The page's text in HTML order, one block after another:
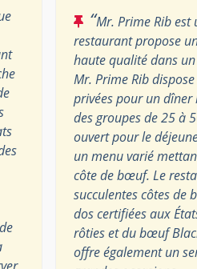
“Mr. Prime Rib
restaurant propose
haute qualité dans
Mr. Prime Rib
privées pour un
des groupes de 25 à
ouvert pour le
un menu varié
côte de bœuf. Le
succulentes côtes de
dos certifiées aux
rôties et du bœuf
offre également un